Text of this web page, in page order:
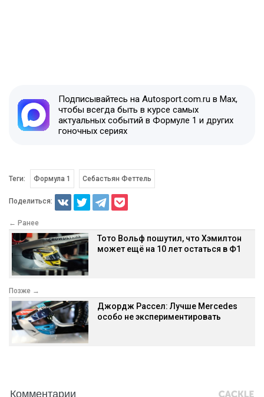
Подписывайтесь на Autosport.com.ru в Max,
чтобы всегда быть в курсе самых
актуальных событий в Формуле 1 и других
гоночных сериях
Теги: Формула 1 Себастьян Феттель
Поделиться:
← Ранее
Тото Вольф пошутил, что Хэмилтон
может ещё на 10 лет остаться в Ф1
Позже →
Джордж Рассел: Лучше Mercedes
особо не экспериментировать
Комментарии